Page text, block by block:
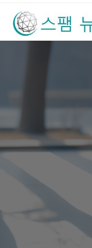
Skip
content
스팸 뉴스